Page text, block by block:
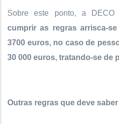
Sobre este ponto, a DECO
cumprir as regras arrisca-
3700 euros, no caso de
30 000 euros, tratando-se de
Outras regras que deve saber